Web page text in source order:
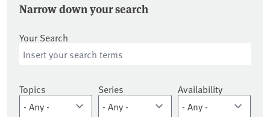
Narrow down your search
Your Search
Topics Series Availability